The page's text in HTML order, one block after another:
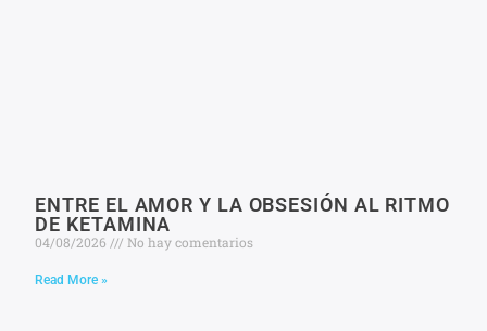
ENTRE EL AMOR Y LA OBSESIÓN AL RITMO
DE KETAMINA
04/08/2026 No hay comentarios
Read More »